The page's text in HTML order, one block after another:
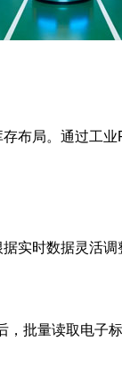
局。通过工业
时数据灵活调
量读取电子